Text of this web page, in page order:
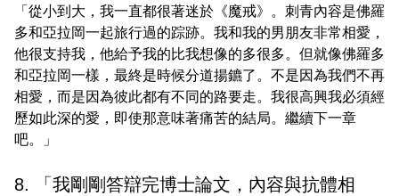
「從小到大，我一直都很著迷於《魔戒》。刺青內容是佛羅
多和亞拉岡一起旅行過的踪跡。我和我的男朋友非常相愛，
他很支持我，他給予我的比我想像的多很多。但就像佛羅多
和亞拉岡一樣，最終是時候分道揚鑣了。不是因為我們不再
相愛，而是因為彼此都有不同的路要走。我很高興我必須經
歷如此深的愛，即使那意味著痛苦的結局。繼續下一章
吧。」
8. 「我剛剛答辯完博士論文，內容與抗體相